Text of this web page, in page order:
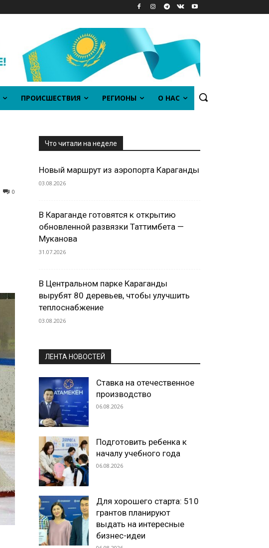
ПРОИСШЕСТВИЯ РЕГИОНЫ О НАС
0
Что читали на неделе
Новый маршрут из аэропорта Караганды
03.08.2026
В Караганде готовятся к открытию
обновленной развязки Таттимбета —
Муканова
31.07.2026
В Центральном парке Караганды
вырубят 80 деревьев, чтобы улучшить
теплоснабжение
03.08.2026
ЛЕНТА НОВОСТЕЙ
Ставка на отечественное
производство
06.08.2026
Подготовить ребенка к
началу учебного года
06.08.2026
Для хорошего старта: 510
грантов планируют
выдать на интересные
бизнес-идеи